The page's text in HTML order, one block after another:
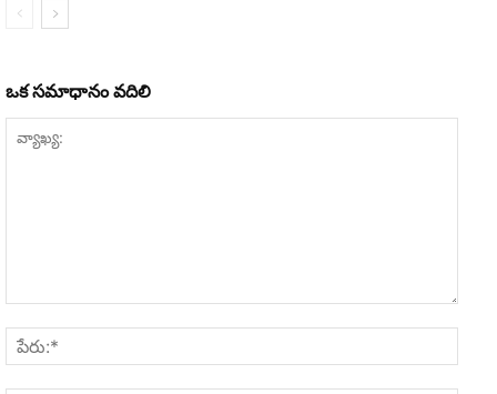
ఒక సమాధానం వదిలి